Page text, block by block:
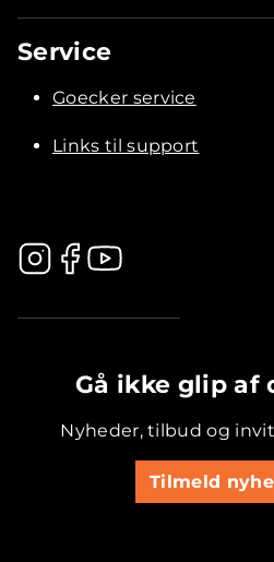
Service
Goecker service
Links til support
Gå ikke glip af
Nyheder, tilbud og
Tilmeld